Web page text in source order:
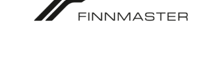
Silityskuvioiden kiinnitysohjeet